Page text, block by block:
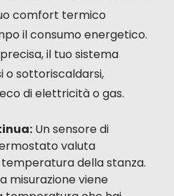
comfort termico
il consumo energetico.
il tuo sistema
o sottoriscaldarsi,
di elettricità o gas.
Un sensore di
valuta
della stanza.
misurazione viene